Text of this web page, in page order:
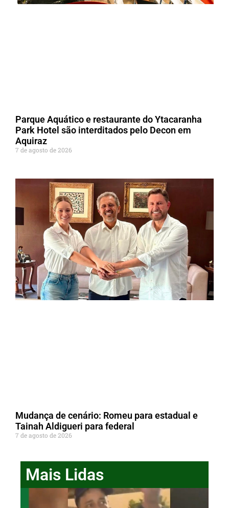
Parque Aquático e restaurante do Ytacaranha
Park Hotel são interditados pelo Decon em
Aquiraz
7 de agosto de 2026
Mudança de cenário: Romeu para estadual e
Tainah Aldigueri para federal
7 de agosto de 2026
Mais Lidas